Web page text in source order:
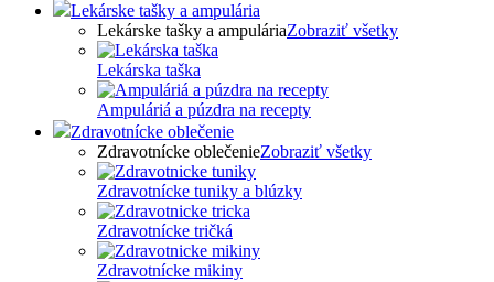
Lekárske tašky a ampulária
Lekárske tašky a ampuláriaZobraziť všetky
Lekárska taška
Ampuláriá a púzdra na recepty
Zdravotnícke oblečenie
Zdravotnícke oblečenieZobraziť všetky
Zdravotnícke tuniky a blúzky
Zdravotnícke tričká
Zdravotnícke mikiny